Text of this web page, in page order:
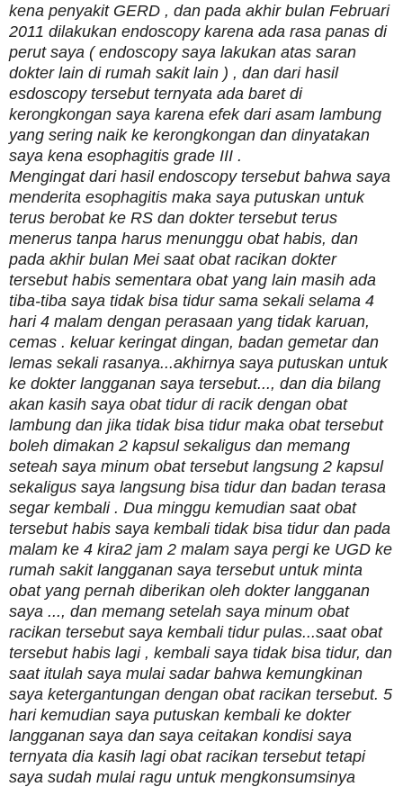
kena penyakit GERD , dan pada akhir bulan Februari
2011 dilakukan endoscopy karena ada rasa panas di
perut saya ( endoscopy saya lakukan atas saran
dokter lain di rumah sakit lain ) , dan dari hasil
esdoscopy tersebut ternyata ada baret di
kerongkongan saya karena efek dari asam lambung
yang sering naik ke kerongkongan dan dinyatakan
saya kena esophagitis grade III .
Mengingat dari hasil endoscopy tersebut bahwa saya
menderita esophagitis maka saya putuskan untuk
terus berobat ke RS dan dokter tersebut terus
menerus tanpa harus menunggu obat habis, dan
pada akhir bulan Mei saat obat racikan dokter
tersebut habis sementara obat yang lain masih ada
tiba-tiba saya tidak bisa tidur sama sekali selama 4
hari 4 malam dengan perasaan yang tidak karuan,
cemas . keluar keringat dingan, badan gemetar dan
lemas sekali rasanya...akhirnya saya putuskan untuk
ke dokter langganan saya tersebut..., dan dia bilang
akan kasih saya obat tidur di racik dengan obat
lambung dan jika tidak bisa tidur maka obat tersebut
boleh dimakan 2 kapsul sekaligus dan memang
seteah saya minum obat tersebut langsung 2 kapsul
sekaligus saya langsung bisa tidur dan badan terasa
segar kembali . Dua minggu kemudian saat obat
tersebut habis saya kembali tidak bisa tidur dan pada
malam ke 4 kira2 jam 2 malam saya pergi ke UGD ke
rumah sakit langganan saya tersebut untuk minta
obat yang pernah diberikan oleh dokter langganan
saya ..., dan memang setelah saya minum obat
racikan tersebut saya kembali tidur pulas...saat obat
tersebut habis lagi , kembali saya tidak bisa tidur, dan
saat itulah saya mulai sadar bahwa kemungkinan
saya ketergantungan dengan obat racikan tersebut. 5
hari kemudian saya putuskan kembali ke dokter
langganan saya dan saya ceitakan kondisi saya
ternyata dia kasih lagi obat racikan tersebut tetapi
saya sudah mulai ragu untuk mengkonsumsinya